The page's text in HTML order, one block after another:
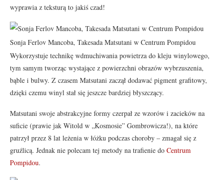
wyprawia z teksturą to jakiś czad!
Sonja Ferlov Mancoba, Takesada Matsutani w Centrum Pompidou
Wykorzystuje technikę wdmuchiwania powietrza do kleju winylowego,
tym samym tworząc wystające z powierzchni obrazów wybrzuszenia,
bąble i bulwy. Z czasem Matsutani zaczął dodawać pigment grafitowy,
dzięki czemu winyl stał się jeszcze bardziej błyszczący.
Matsutani swoje abstrakcyjne formy czerpał ze wzorów i zacieków na
suficie (prawie jak Witold w „Kosmosie” Gombrowicza!), na które
patrzył przez 8 lat leżenia w łóżku podczas choroby – zmagał się z
gruźlicą. Jednak nie polecam tej metody na trafienie do Centrum
Pompidou.